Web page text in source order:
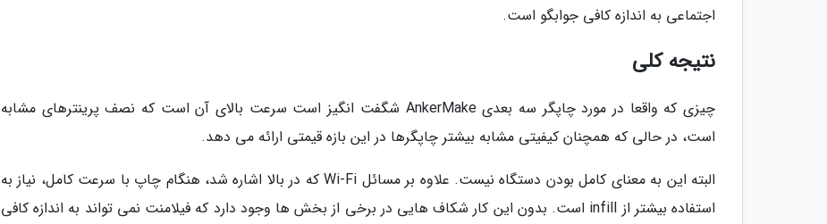
اجتماعی به اندازه کافی جوابگو است.
نتیجه کلی
چیزی که واقعا در مورد چاپگر سه بعدی AnkerMake شگفت انگیز است سرعت بالای آن است که نصف پرینترهای مشابه
است، در حالی که همچنان کیفیتی مشابه بیشتر چاپگرها در این بازه قیمتی ارائه می دهد.
البته این به معنای کامل بودن دستگاه نیست. علاوه بر مسائل Wi-Fi که در بالا اشاره شد، هنگام چاپ با سرعت کامل، نیاز به
استفاده بیشتر از infill است. بدون این کار شکاف هایی در برخی از بخش ها وجود دارد که فیلامنت نمی تواند به اندازه کافی